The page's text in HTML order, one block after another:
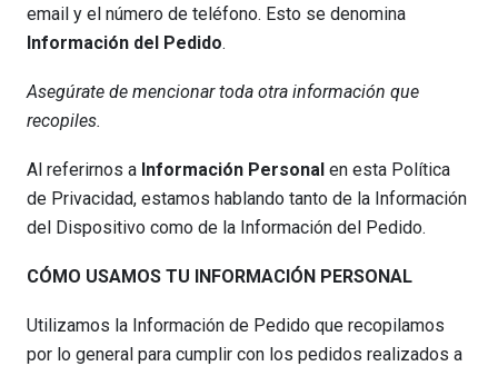
email y el número de teléfono. Esto se denomina
Información del Pedido.
Asegúrate de mencionar toda otra información que
recopiles.
Al referirnos a Información Personal en esta Política
de Privacidad, estamos hablando tanto de la Información
del Dispositivo como de la Información del Pedido.
CÓMO USAMOS TU INFORMACIÓN PERSONAL
Utilizamos la Información de Pedido que recopilamos
por lo general para cumplir con los pedidos realizados a